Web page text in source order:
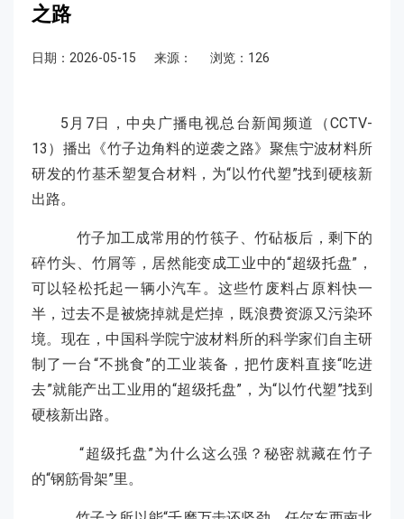
之路
日期：2026-05-15 来源： 浏览：126
5月7日，中央广播电视总台新闻频道（CCTV-
13）播出《竹子边角料的逆袭之路》聚焦宁波材料所
研发的竹基禾塑复合材料，为“以竹代塑”找到硬核新
出路。
竹子加工成常用的竹筷子、竹砧板后，剩下的
碎竹头、竹屑等，居然能变成工业中的“超级托盘”，
可以轻松托起一辆小汽车。这些竹废料占原料快一
半，过去不是被烧掉就是烂掉，既浪费资源又污染环
境。现在，中国科学院宁波材料所的科学家们自主研
制了一台“不挑食”的工业装备，把竹废料直接“吃进
去”就能产出工业用的“超级托盘”，为“以竹代塑”找到
硬核新出路。
“超级托盘”为什么这么强？秘密就藏在竹子
的“钢筋骨架”里。